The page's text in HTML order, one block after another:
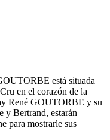
está situada
en el corazón de la
René GOUTORBE y su
y Bertrand, estarán
para mostrarle sus